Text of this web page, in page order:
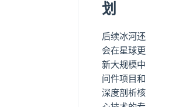
划
后续冰河还
会在星球更
新大规模中
间件项目和
深度剖析核